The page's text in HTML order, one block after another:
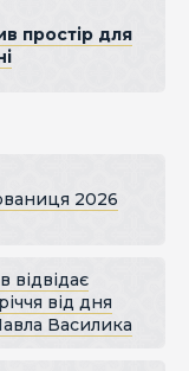
простір для
2026
відвідає
від дня
Василика